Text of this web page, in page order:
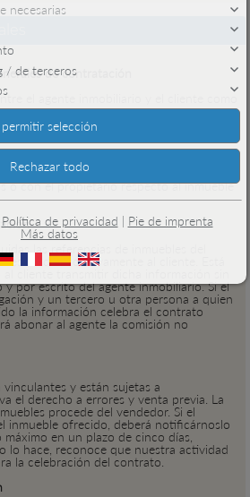
de contratación
el agente inmobiliario y el cliente como
anterior, el usuario acepta las
considera uso de la oferta, por ejemplo,
o con el propietario respecto al inmueble
exclusivamente al cliente. Está
por escrito del agente inmobiliario. Si el
y un tercero u otra persona a quien
la información celebra el contrato
abonar al agente la comisión no
y están sujetas a
el derecho a errores y venta previa. La
procede del vendedor. Si el
inmueble ofrecido, deberá notificárnoslo
en un plazo de cinco días,
lo hace, reconoce que nuestra actividad
la celebración del contrato.
necesarias
/ de terceros
Política de privacidad
Pie de imprenta
Más datos